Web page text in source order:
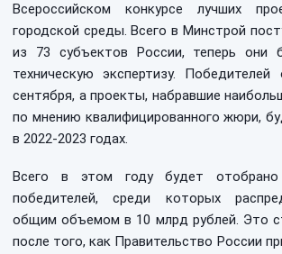
Всероссийском конкурсе лучших
городской среды. Всего в Минстрой
из 73 субъектов России, теперь они
техническую экспертизу.
сентября, а проекты, набравшие
по мнению квалифицированного жюри,
в 2022-2023 годах.
Всего в этом году будет
победителей, среди которых
общим объемом в 10 млрд рублей. Это
после того, как Правительство России